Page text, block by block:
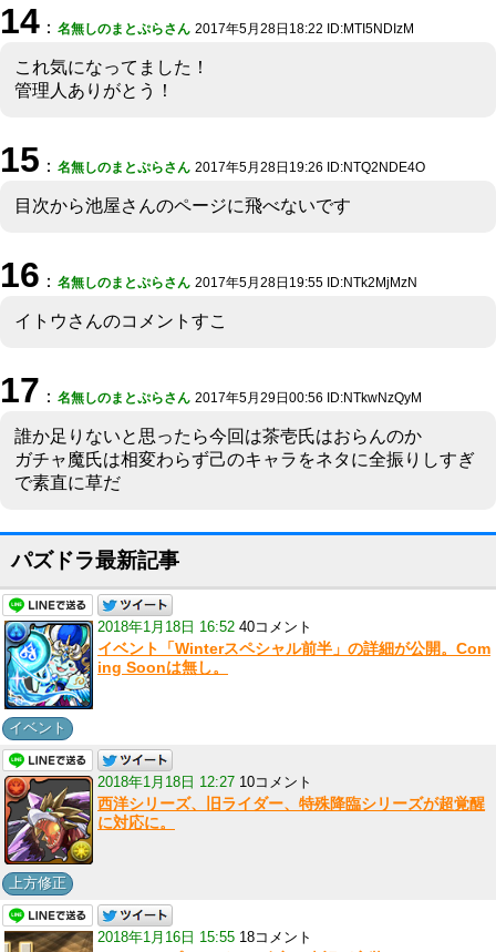
14 ： 名無しのまとぷらさん 2017年5月28日18:22 ID:MTI5NDIzM
これ気になってました！
管理人ありがとう！
15 ： 名無しのまとぷらさん 2017年5月28日19:26 ID:NTQ2NDE4O
目次から池屋さんのページに飛べないです
16 ： 名無しのまとぷらさん 2017年5月28日19:55 ID:NTk2MjMzN
イトウさんのコメントすこ
17 ： 名無しのまとぷらさん 2017年5月29日00:56 ID:NTkwNzQyM
誰か足りないと思ったら今回は茶壱氏はおらんのか
ガチャ魔氏は相変わらず己のキャラをネタに全振りしすぎ
で素直に草だ
パズドラ最新記事
2018年1月18日 16:52 40コメント
イベント「Winterスペシャル前半」の詳細が公開。Com
ing Soonは無し。
イベント
2018年1月18日 12:27 10コメント
西洋シリーズ、旧ライダー、特殊降臨シリーズが超覚醒
に対応に。
上方修正
2018年1月16日 15:55 18コメント